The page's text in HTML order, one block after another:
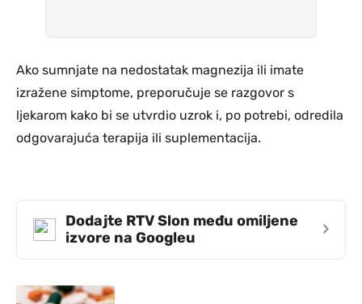
Ako sumnjate na nedostatak magnezija ili imate
izražene simptome, preporučuje se razgovor s
ljekarom kako bi se utvrdio uzrok i, po potrebi, odredila
odgovarajuća terapija ili suplementacija.
Dodajte RTV Slon među omiljene
izvore na Googleu
›